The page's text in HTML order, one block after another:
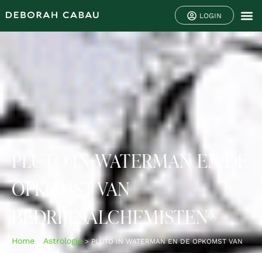
LOGIN
PLUTO IN WATERMAN EN DE
OPKOMST VAN
BEDRIJFSALCHEMISTEN®
Home Astrologie >PLUTO IN WATERMAN EN DE OPKOMST VAN